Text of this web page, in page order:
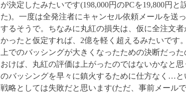
が決定したみたいです(198,000円のPCを19,800円
た)。一度は全発注者にキャンセル依頼メールを送
するそうで。ちなみに丸紅の損失は、仮に全注文
かったと仮定すれば、2億を軽く超えるみたいです
上でのバッシングが大きくなったための決断だっ
おけば、丸紅の評価は上がったのではないかなと
のバッシングを早々に鎮火するために仕方なく…
戦略としては失敗だと思います(ただ、事前メール